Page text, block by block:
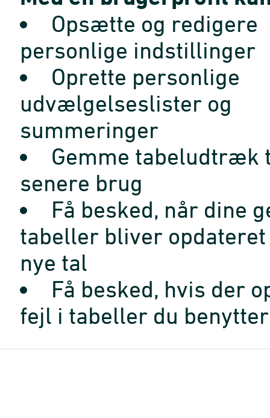
Opsætte og redigere
personlige indstillinger
Oprette personlige
udvælgelseslister og
summeringer
Gemme tabeludtræk
senere brug
Få besked, når dine
tabeller bliver opdateret
nye tal
Få besked, hvis der
fejl i tabeller du benytter